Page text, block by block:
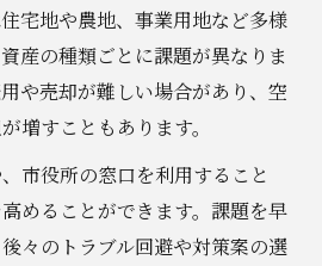
宅地や農地、事業用地など多様
産の種類ごとに課題が異なりま
や売却が難しい場合があり、空
増すこともあります。
市役所の窓口を利用すること
めることができます。課題を早
々のトラブル回避や対策案の選